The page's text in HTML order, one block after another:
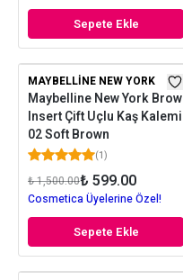
Sepete Ekle
MAYBELLINE NEW YORK
Maybelline New York Brow
Insert Çift Uçlu Kaş Kalemi
02 Soft Brown
(1)
₺ 1,500.00₺ 599.00
Cosmetica Üyelerine Özel!
Sepete Ekle